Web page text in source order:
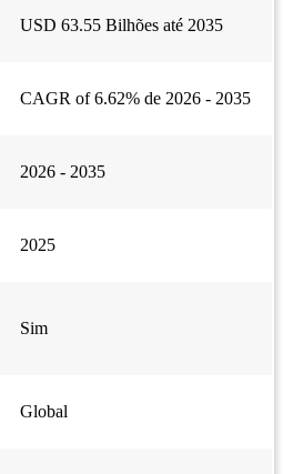
USD 63.55 Bilhões até 2035
CAGR of 6.62% de 2026 - 2035
2026 - 2035
2025
Sim
Global